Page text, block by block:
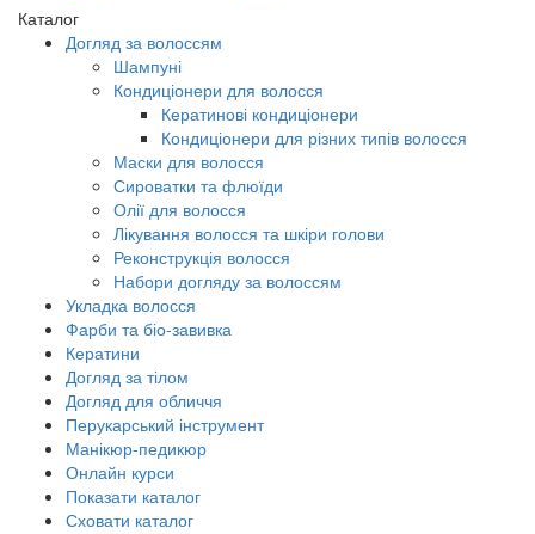
Каталог
Догляд за волоссям
Шампуні
Кондиціонери для волосся
Кератинові кондиціонери
Кондиціонери для різних типів волосся
Маски для волосся
Сироватки та флюїди
Олії для волосся
Лікування волосся та шкіри голови
Реконструкція волосся
Набори догляду за волоссям
Укладка волосся
Фарби та біо-завивка
Кератини
Догляд за тілом
Догляд для обличчя
Перукарський інструмент
Манікюр-педикюр
Онлайн курси
Показати каталог
Сховати каталог